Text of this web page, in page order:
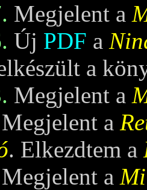
Megjelent a
Új PDF a
a
Megjelent a
Megjelent a
. Elkezdtem a
Megjelent a